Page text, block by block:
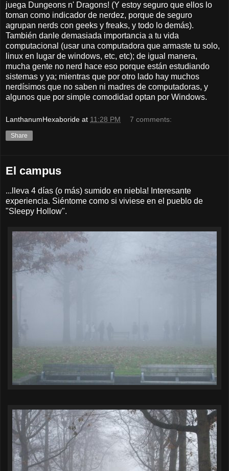
juega Dungeons n' Dragons! (Y estoy seguro que ellos lo
toman como indicador de nerdez, porque de seguro
agrupan nerds con geeks y freaks, y todo lo demás).
También danle demasiada importancia a tu vida
computacional (usar una computadora que armaste tu solo,
linux en lugar de windows, etc, etc); de igual manera,
mucha gente no nerd hace eso porque están estudiando
sistemas y ya; mientras que por otro lado hay muchos
nerdísimos que no saben ni madres de computadoras, y
algunos que por simple comodidad optan por Windows.
LanthanumHexaboride at 11:28 PM 7 comments:
Share
El campus
...lleva 4 días (o más) sumido en niebla! Interesante
experiencia. Siéntome como si viviese en el pueblo de
"Sleepy Hollow".